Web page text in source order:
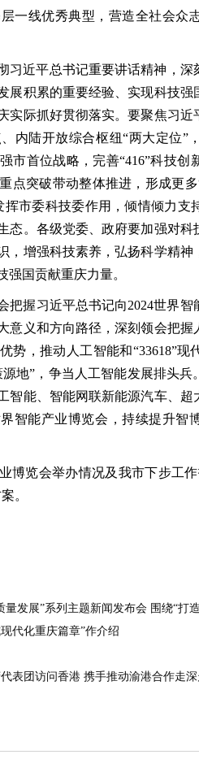
一线优秀典型，营造全社会众
习近平总书记重要讲话精神，
展积累的重要经验、实现科技
实际抓好贯彻落实。要聚焦习
内陆开放综合枢纽“两大定位”
市首位战略，完善“416”科技创
点突破带动整体推进，形成更
市委科技委作用，倾情倾力支
态。各级党委、政府要加强对科
，增强科技素养，弘扬科学精神
国贡献重庆力量。
把握习近平总书记向2024世界
意义和方向路径，深刻领会把握
势，推动人工智能和“33618”现
地”，争当人工智能发展排头兵
智能、智能网联新能源汽车、
智能产业博览会，持续提升智
博览会举办情况及我市下步工
。
量发展”系列主题新闻发布会 围绕“打
代化重庆篇章”作介绍
表团访问香港 携手推动渝港合作走